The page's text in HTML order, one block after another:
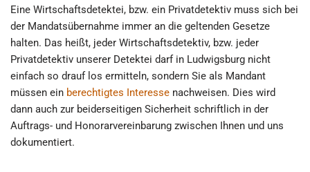
Eine Wirtschaftsdetektei, bzw. ein Privatdetektiv muss sich bei
der Mandatsübernahme immer an die geltenden Gesetze
halten. Das heißt, jeder Wirtschaftsdetektiv, bzw. jeder
Privatdetektiv unserer Detektei darf in Ludwigsburg nicht
einfach so drauf los ermitteln, sondern Sie als Mandant
müssen ein berechtigtes Interesse nachweisen. Dies wird
dann auch zur beiderseitigen Sicherheit schriftlich in der
Auftrags- und Honorarvereinbarung zwischen Ihnen und uns
dokumentiert.